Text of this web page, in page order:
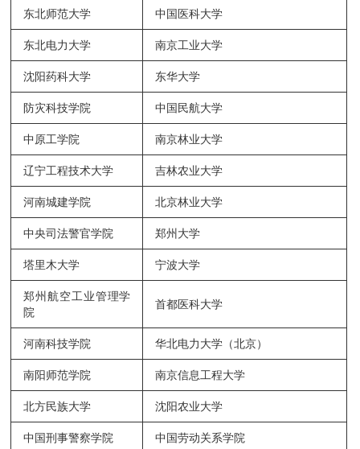
东北师范大学 中国医科大学
东北电力大学 南京工业大学
沈阳药科大学 东华大学
防灾科技学院 中国民航大学
中原工学院 南京林业大学
辽宁工程技术大学 吉林农业大学
河南城建学院 北京林业大学
中央司法警官学院 郑州大学
塔里木大学 宁波大学
郑州航空工业管理学
院
首都医科大学
河南科技学院 华北电力大学（北京）
南阳师范学院 南京信息工程大学
北方民族大学 沈阳农业大学
中国刑事警察学院 中国劳动关系学院